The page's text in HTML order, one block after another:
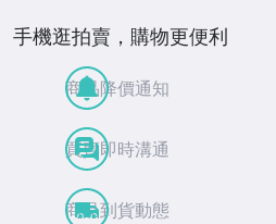
手機逛拍賣，購物更便利
商品降價通知
買賣即時溝通
商品到貨動態